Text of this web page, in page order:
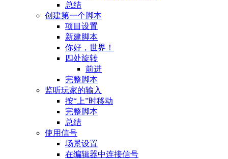
总结
创建第一个脚本
项目设置
新建脚本
你好，世界！
四处旋转
前进
完整脚本
监听玩家的输入
按“上”时移动
完整脚本
总结
使用信号
场景设置
在编辑器中连接信号